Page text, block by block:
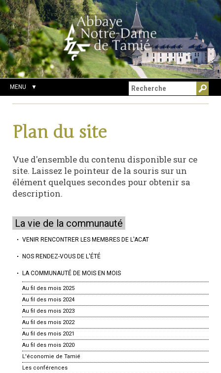
Aller
au
contenu.
|
Aller
à
la
navigation
Outils
personnels
Chercher par
Recherche
avancée…
MENU
Plan du site
Vue d'ensemble du contenu disponible sur ce
site. Laissez le pointeur de la souris sur un
élément quelques secondes pour obtenir sa
description.
La vie de la communauté
VENIR RENCONTRER LES MEMBRES DE L'ACAT
NOS RENDEZ-VOUS DE L'ÉTÉ
LA COMMUNAUTÉ DE MOIS EN MOIS
Au fil des mois 2025
Au fil des mois 2024
Au fil des mois 2023
Au fil des mois 2022
Au fil des mois 2021
Au fil des mois 2020
L'économie de Tamié
Les conférences